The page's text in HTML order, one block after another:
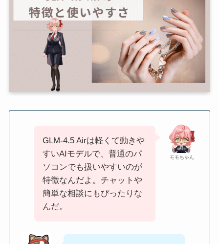
モモちゃん
GLM‑4.5 Airは軽くて動きや
すいAIモデルで、普通のパ
ソコンでも扱いやすいのが
特徴なんだよ。チャットや
簡単な相談にもぴったりな
んだ。